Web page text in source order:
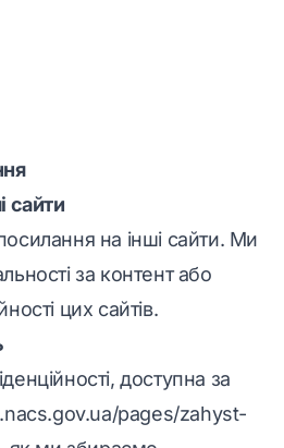
сайти
на інші сайти. Ми
за контент або
цих сайтів.
доступна за
pages/zahyst-